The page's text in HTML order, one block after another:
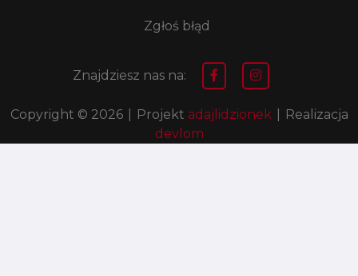
Zgłoś błąd
Znajdziesz nas na:
Copyright © 2026 Projekt adajlidzionek
Realizacja
devlom